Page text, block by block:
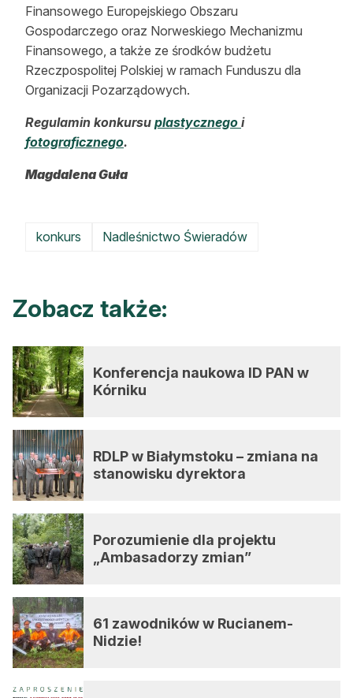
Finansowego Europejskiego Obszaru
Gospodarczego oraz Norweskiego Mechanizmu
Finansowego, a także ze środków budżetu
Rzeczpospolitej Polskiej w ramach Funduszu dla
Organizacji Pozarządowych.
Regulamin konkursu plastycznego i
fotograficznego.
Magdalena Guła
konkurs Nadleśnictwo Świeradów
Zobacz także:
Konferencja naukowa ID PAN w
Kórniku
RDLP w Białymstoku – zmiana na
stanowisku dyrektora
Porozumienie dla projektu
„Ambasadorzy zmian”
61 zawodników w Rucianem-
Nidzie!